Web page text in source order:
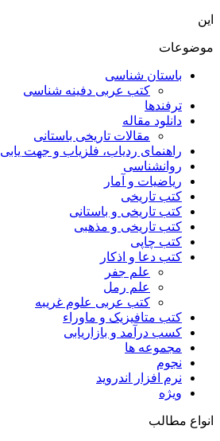
این
موضوعات
باستان شناسی
کتب عربی دفینه شناسی
ترفندها
دانلود مقاله
مقالات تاریخی باستانی
راهنمای ردیاب، فلزیاب و جهت یابی
روانشناسی
ریاضیات و آمار
کتب تاریخی
کتب تاریخی و باستانی
کتب تاریخی و مذهبی
کتب چاپی
کتب دعا و اذکار
علم جفر
علم رمل
کتب عربی علوم غریبه
کتب متافیزیک و ماوراء
کسب درآمد و بازاریابی
مجموعه ها
نجوم
نرم افزار اندروید
ویژه
انواع مطالب